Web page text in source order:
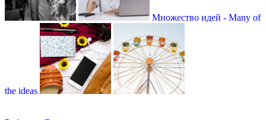
Множество идей - Many of
the ideas